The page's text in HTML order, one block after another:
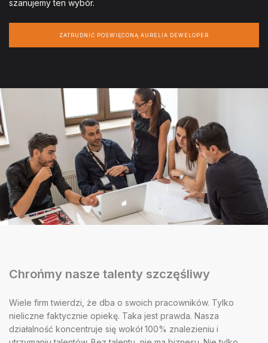
szanujemy ten wybór.
ZATRUDNIĆ POŚWIĘCONĄ AURELIA DEWELOPER
Chrońmy nasze talenty szczęśliwy
Wiele firm twierdzi, że dba o swoich pracowników. Tylko
nieliczne faktycznie opiekę. Taka jest prawda. Nasza
działalność koncentruje się wokół 100% znalezieniu i